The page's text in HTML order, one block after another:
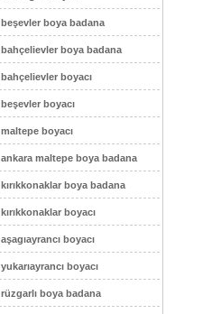
beşevler boya badana
bahçelievler boya badana
bahçelievler boyacı
beşevler boyacı
maltepe boyacı
ankara maltepe boya badana
kırıkkonaklar boya badana
kırıkkonaklar boyacı
aşagıayrancı boyacı
yukarıayrancı boyacı
rüzgarlı boya badana